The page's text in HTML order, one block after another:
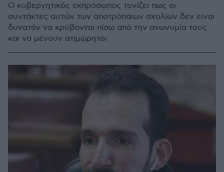
Ο κυβερνητικός εκπρόσωπος τονίζει πως οι
συντάκτες αυτών των αποτρόπαιων σχολίων δεν είναι
δυνατόν να κρύβονται πίσω από την ανωνυμία τους
και να μένουν ατιμώρητοι